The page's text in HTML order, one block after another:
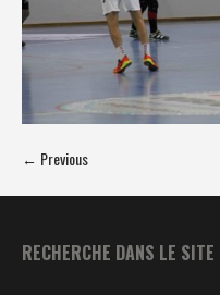
← Previous
RECHERCHE DANS LE SITE